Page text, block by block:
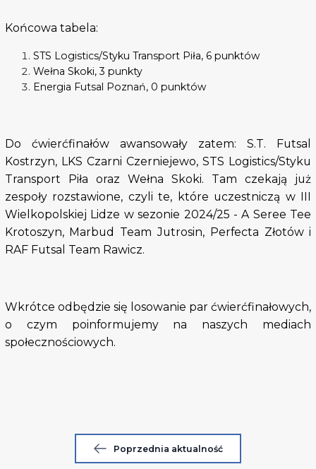
Końcowa tabela:
STS Logistics/Styku Transport Piła, 6 punktów
Wełna Skoki, 3 punkty
Energia Futsal Poznań, 0 punktów
Do ćwierćfinałów awansowały zatem: S.T. Futsal
Kostrzyn, LKS Czarni Czerniejewo, STS Logistics/Styku
Transport Piła oraz Wełna Skoki. Tam czekają już
zespoły rozstawione, czyli te, które uczestniczą w III
Wielkopolskiej Lidze w sezonie 2024/25 - A Seree Tee
Krotoszyn, Marbud Team Jutrosin, Perfecta Złotów i
RAF Futsal Team Rawicz.
Wkrótce odbędzie się losowanie par ćwierćfinałowych,
o czym poinformujemy na naszych mediach
społecznościowych.
Poprzednia aktualność